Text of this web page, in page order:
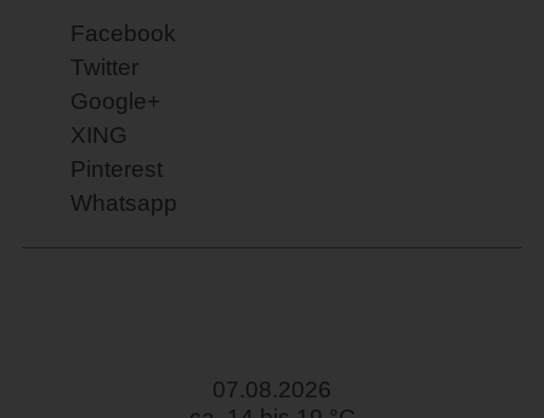
Facebook
Twitter
Google+
XING
Pinterest
Whatsapp
07.08.2026